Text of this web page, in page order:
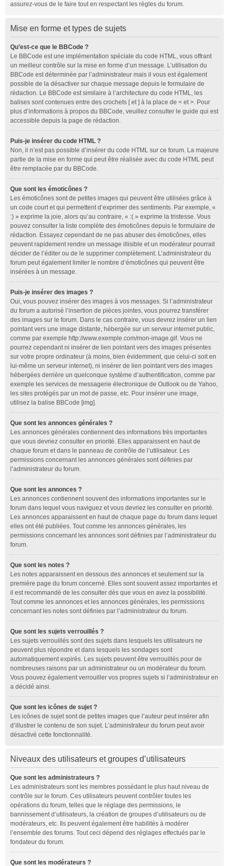
assurez-vous de le faire tout en respectant les règles du forum.
Mise en forme et types de sujets
Qu’est-ce que le BBCode ?
Le BBCode est une implémentation spéciale du code HTML, vous offrant
un meilleur contrôle sur la mise en forme d’un message. L’utilisation du
BBCode est déterminée par l’administrateur mais il vous est également
possible de la désactiver sur chaque message depuis le formulaire de
rédaction. Le BBCode est similaire à l’architecture du code HTML, les
balises sont contenues entre des crochets [ et ] à la place de < et >. Pour
plus d’informations à propos du BBCode, veuillez consulter le guide qui est
accessible depuis la page de rédaction.
Puis-je insérer du code HTML ?
Non, il n’est pas possible d’insérer du code HTML sur ce forum. La majeure
partie de la mise en forme qui peut être réalisée avec du code HTML peut
être remplacée par du BBCode.
Que sont les émoticônes ?
Les émoticônes sont de petites images qui peuvent être utilisées grâce à
un code court et qui permettent d’exprimer des sentiments. Par exemple, «
:) » exprime la joie, alors qu’au contraire, « :( » exprime la tristesse. Vous
pouvez consulter la liste complète des émoticônes depuis le formulaire de
rédaction. Essayez cependant de ne pas abuser des émoticônes, elles
peuvent rapidement rendre un message illisible et un modérateur pourrait
décider de l’éditer ou de le supprimer complètement. L’administrateur du
forum peut également limiter le nombre d’émoticônes qui peuvent être
insérées à un message.
Puis-je insérer des images ?
Oui, vous pouvez insérer des images à vos messages. Si l’administrateur
du forum a autorisé l’insertion de pièces jointes, vous pourrez transférer
des images sur le forum. Dans le cas contraire, vous devrez insérer un lien
pointant vers une image distante, hébergée sur un serveur internet public,
comme par exemple http://www.exemple.com/mon-image.gif. Vous ne
pourrez cependant ni insérer de lien pointant vers des images présentes
sur votre propre ordinateur (à moins, bien évidemment, que celui-ci soit en
lui-même un serveur internet), ni insérer de lien pointant vers des images
hébergées derrière un quelconque système d’authentification, comme par
exemple les services de messagerie électronique de Outlook ou de Yahoo,
les sites protégés par un mot de passe, etc. Pour insérer une image,
utilisez la balise BBCode [img].
Que sont les annonces générales ?
Les annonces générales contiennent des informations très importantes
que vous devriez consulter en priorité. Elles apparaissent en haut de
chaque forum et dans le panneau de contrôle de l’utilisateur. Les
permissions concernant les annonces générales sont définies par
l’administrateur du forum.
Que sont les annonces ?
Les annonces contiennent souvent des informations importantes sur le
forum dans lequel vous naviguez et vous devriez les consulter en priorité.
Les annonces apparaissent en haut de chaque page du forum dans lequel
elles ont été publiées. Tout comme les annonces générales, les
permissions concernant les annonces sont définies par l’administrateur du
forum.
Que sont les notes ?
Les notes apparaissent en dessous des annonces et seulement sur la
première page du forum concerné. Elles sont souvent assez importantes et
il est recommandé de les consulter dès que vous en avez la possibilité.
Tout comme les annonces et les annonces générales, les permissions
concernant les notes sont définies par l’administrateur du forum.
Que sont les sujets verrouillés ?
Les sujets verrouillés sont des sujets dans lesquels les utilisateurs ne
peuvent plus répondre et dans lesquels les sondages sont
automatiquement expirés. Les sujets peuvent être verrouillés pour de
nombreuses raisons par un administrateur ou un modérateur du forum.
Vous pouvez également verrouiller vos propres sujets si l’administrateur en
a décidé ainsi.
Que sont les icônes de sujet ?
Les icônes de sujet sont de petites images que l’auteur peut insérer afin
d’illustrer le contenu de son sujet. L’administrateur du forum peut avoir
désactivé cette fonctionnalité.
Niveaux des utilisateurs et groupes d’utilisateurs
Que sont les administrateurs ?
Les administrateurs sont les membres possédant le plus haut niveau de
contrôle sur le forum. Ces utilisateurs peuvent contrôler toutes les
opérations du forum, telles que le réglage des permissions, le
bannissement d’utilisateurs, la création de groupes d’utilisateurs ou de
modérateurs, etc. Ils peuvent également être habilités à modérer
l’ensemble des forums. Tout ceci dépend des réglages effectués par le
fondateur du forum.
Que sont les modérateurs ?